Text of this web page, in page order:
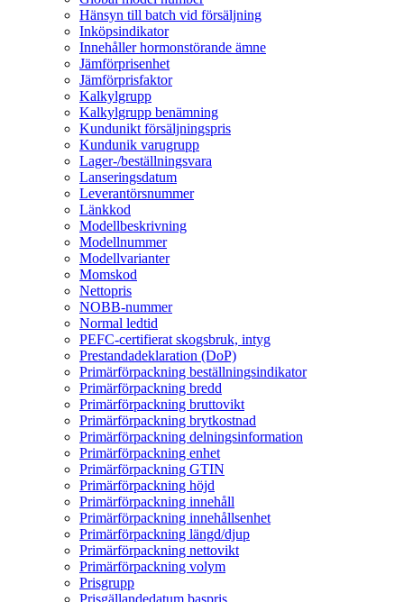
Hänsyn till batch vid försäljning
Inköpsindikator
Innehåller hormonstörande ämne
Jämförprisenhet
Jämförprisfaktor
Kalkylgrupp
Kalkylgrupp benämning
Kundunikt försäljningspris
Kundunik varugrupp
Lager-/beställningsvara
Lanseringsdatum
Leverantörsnummer
Länkkod
Modellbeskrivning
Modellnummer
Modellvarianter
Momskod
Nettopris
NOBB-nummer
Normal ledtid
PEFC-certifierat skogsbruk, intyg
Prestandadeklaration (DoP)
Primärförpackning beställningsindikator
Primärförpackning bredd
Primärförpackning bruttovikt
Primärförpackning brytkostnad
Primärförpackning delningsinformation
Primärförpackning enhet
Primärförpackning GTIN
Primärförpackning höjd
Primärförpackning innehåll
Primärförpackning innehållsenhet
Primärförpackning längd/djup
Primärförpackning nettovikt
Primärförpackning volym
Prisgrupp
Prisgällandedatum baspris